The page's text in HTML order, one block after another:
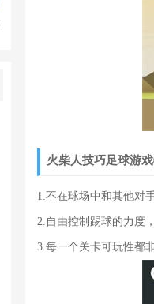
火柴人技巧足球游
1.不在球场中和其他对
2.自由控制踢球的力度
3.每一个关卡可玩性都